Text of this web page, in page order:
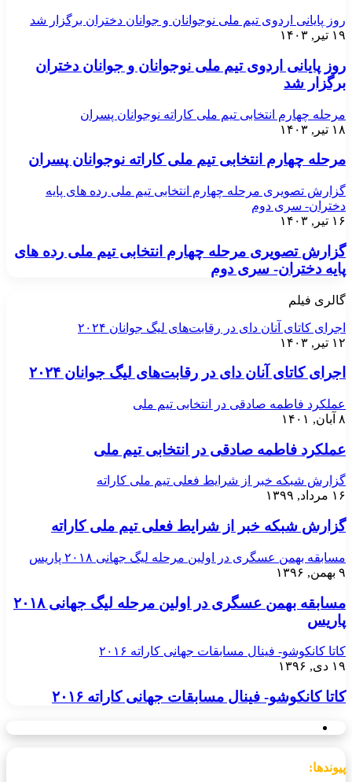
روز پایانی اردوی تیم ملی نوجوانان و جوانان دختران برگزار شد
۱۹ تیر, ۱۴۰۳
روز پایانی اردوی تیم ملی نوجوانان و جوانان دختران
برگزار شد
مرحله چهارم انتخابی تیم ملی کاراته نوجوانان پسران
۱۸ تیر, ۱۴۰۳
مرحله چهارم انتخابی تیم ملی کاراته نوجوانان پسران
گزارش تصویری مرحله چهارم انتخابی تیم ملی رده های پایه
دختران- سری دوم
۱۶ تیر, ۱۴۰۳
گزارش تصویری مرحله چهارم انتخابی تیم ملی رده های
پایه دختران- سری دوم
گالری فیلم
اجرای کاتای آنان دای در رقابت‌های لیگ جوانان ۲۰۲۴
۱۲ تیر, ۱۴۰۳
اجرای کاتای آنان دای در رقابت‌های لیگ جوانان ۲۰۲۴
عملکرد فاطمه صادقی در انتخابی تیم ملی
۸ آبان, ۱۴۰۱
عملکرد فاطمه صادقی در انتخابی تیم ملی
گزارش شبکه خبر از شرایط فعلی تیم ملی کاراته
۱۶ مرداد, ۱۳۹۹
گزارش شبکه خبر از شرایط فعلی تیم ملی کاراته
مسابقه بهمن عسگری در اولین مرحله لیگ جهانی ۲۰۱۸ پاریس
۹ بهمن, ۱۳۹۶
مسابقه بهمن عسگری در اولین مرحله لیگ جهانی ۲۰۱۸
پاریس
کاتا کانکوشو- فینال مسابقات جهانی کاراته ۲۰۱۶
۱۹ دی, ۱۳۹۶
کاتا کانکوشو- فینال مسابقات جهانی کاراته ۲۰۱۶
پیوندها: